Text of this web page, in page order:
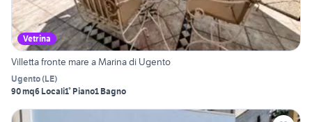
Vetrina
Villetta fronte mare a Marina di Ugento
Ugento(LE)
90 mq6 Locali1° Piano1 Bagno